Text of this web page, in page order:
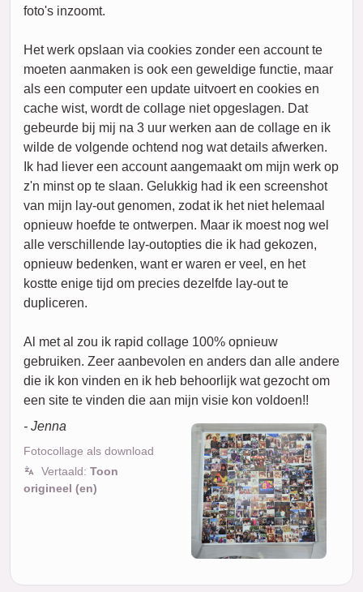
foto's inzoomt.
Het werk opslaan via cookies zonder een account te
moeten aanmaken is ook een geweldige functie, maar
als een computer een update uitvoert en cookies en
cache wist, wordt de collage niet opgeslagen. Dat
gebeurde bij mij na 3 uur werken aan de collage en ik
wilde de volgende ochtend nog wat details afwerken.
Ik had liever een account aangemaakt om mijn werk op
z'n minst op te slaan. Gelukkig had ik een screenshot
van mijn lay-out genomen, zodat ik het niet helemaal
opnieuw hoefde te ontwerpen. Maar ik moest nog wel
alle verschillende lay-outopties die ik had gekozen,
opnieuw bedenken, want er waren er veel, en het
kostte enige tijd om precies dezelfde lay-out te
dupliceren.
Al met al zou ik rapid collage 100% opnieuw
gebruiken. Zeer aanbevolen en anders dan alle andere
die ik kon vinden en ik heb behoorlijk wat gezocht om
een site te vinden die aan mijn visie kon voldoen!!
- Jenna
Fotocollage als download
Vertaald: Toon
origineel (en)